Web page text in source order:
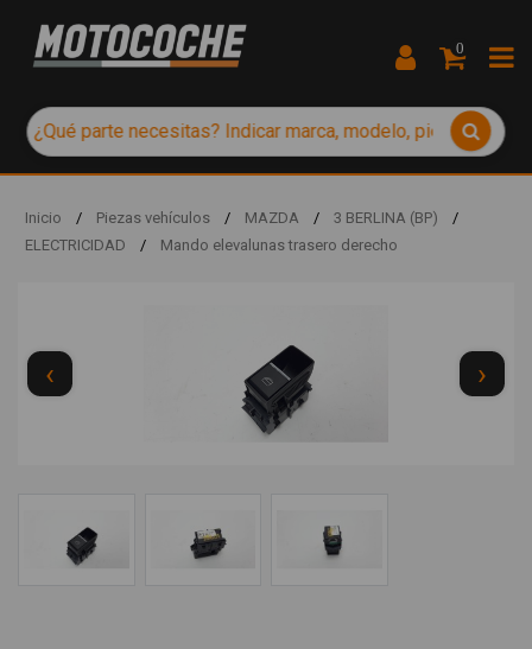
0
Inicio / Piezas vehículos / MAZDA / 3 BERLINA (BP)
/
ELECTRICIDAD
/ Mando elevalunas trasero derecho
‹ ›